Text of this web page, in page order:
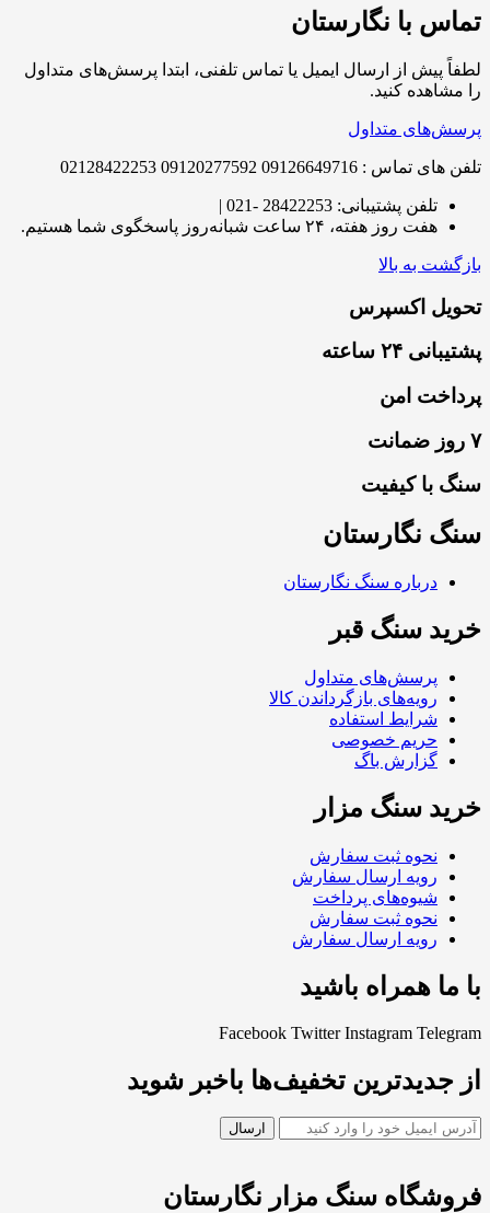
تماس با نگارستان
لطفاً پیش از ارسال ایمیل یا تماس تلفنی، ابتدا پرسش‌های متداول
را مشاهده کنید.
پرسش‌های متداول
تلفن های تماس : 09126649716 09120277592 02128422253
تلفن پشتیبانی: 28422253 -021 |
هفت روز هفته، ۲۴ ساعت شبانه‌روز پاسخگوی شما هستیم.
بازگشت به بالا
تحویل اکسپرس
پشتیبانی ۲۴ ساعته
پرداخت امن
۷ روز ضمانت
سنگ با کیفیت
سنگ نگارستان
درباره سنگ نگارستان
خرید سنگ قبر
پرسش‌های متداول
رویه‌های بازگرداندن کالا
شرایط استفاده
حریم خصوصی
گزارش باگ
خرید سنگ مزار
نحوه ثبت سفارش
رویه ارسال سفارش
شیوه‌های پرداخت
نحوه ثبت سفارش
رویه ارسال سفارش
با ما همراه باشید
Facebook Twitter Instagram Telegram
از جدیدترین تخفیف‌ها باخبر شوید
فروشگاه سنگ مزار نگارستان